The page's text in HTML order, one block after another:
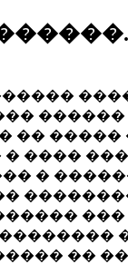
��
����
�
��